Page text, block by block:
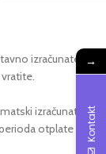
izračunate
izračunati
otplate od
→
Kontakt